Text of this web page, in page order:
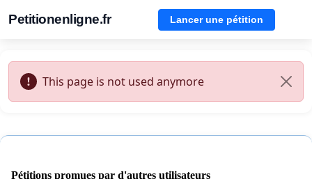
Petitionenligne.fr Lancer une pétition
This page is not used anymore
Pétitions promues par d'autres utilisateurs